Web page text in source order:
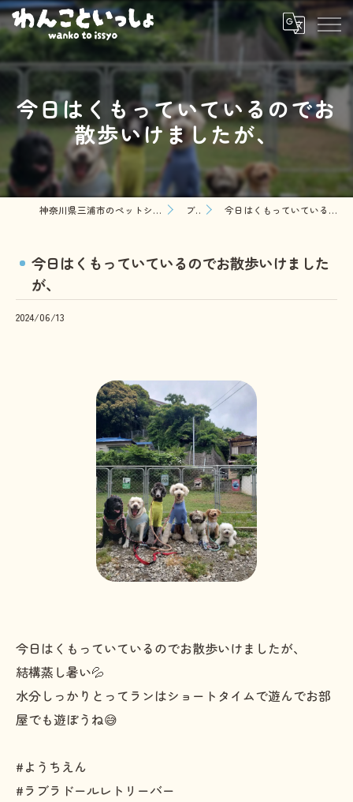
今日はくもっていているのでお
散歩いけましたが、
神奈川県三浦市のペットシッターならわんこといっしょ ブログ 今日はくもっていているのでお散歩いけましたが、
今日はくもっていているのでお散歩いけました
が、
2024/06/13
今日はくもっていているのでお散歩いけましたが、
結構蒸し暑い💦
水分しっかりとってランはショートタイムで遊んでお部
屋でも遊ぼうね😅
#ようちえん
#ラブラドールレトリーバー